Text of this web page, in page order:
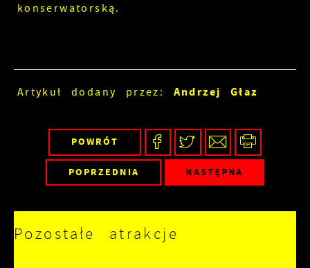
konserwatorską.
Artykuł dodany przez: Andrzej Głaz
POWRÓT
POPRZEDNIA NASTĘPNA
Pozostałe atrakcje